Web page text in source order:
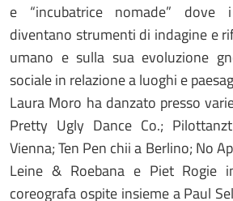
e “incubatrice nomade” dove
diventano strumenti di indagine e
umano e sulla sua evoluzione
sociale in relazione a luoghi e
Laura Moro ha danzato presso
Pretty Ugly Dance Co.;
Vienna; Ten Pen chii a Berlino; No
Leine & Roebana e Piet Rogie
coreografa ospite insieme a Paul